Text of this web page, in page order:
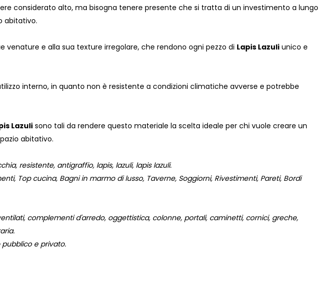
considerato alto, ma bisogna tenere presente che si tratta di un investimento a lungo
abitativo.
venature e alla sua texture irregolare, che rendono ogni pezzo di Lapis Lazuli unico e
interno, in quanto non è resistente a condizioni climatiche avverse e potrebbe
Lazulisono tali da rendere questo materiale la scelta ideale per chi vuole creare un
abitativo.
resistente, antigraffio, lapis, lazuli, lapis lazuli.
Top cucina, Bagni in marmo di lusso, Taverne, Soggiorni, Rivestimenti, Pareti, Bordi
complementi d'arredo, oggettistica, colonne, portali, caminetti, cornici, greche,
e privato.